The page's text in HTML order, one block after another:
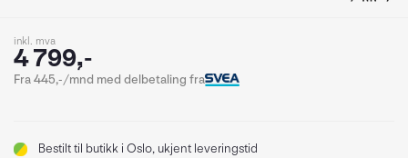
inkl. mva
4 799,-
Fra 445,-/mnd med delbetaling fra
Bestilttil butikk i Oslo, ukjent leveringstid